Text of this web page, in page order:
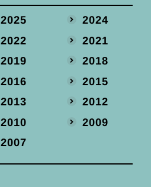
2025
2024
2022
2021
2019
2018
2016
2015
2013
2012
2010
2009
2007